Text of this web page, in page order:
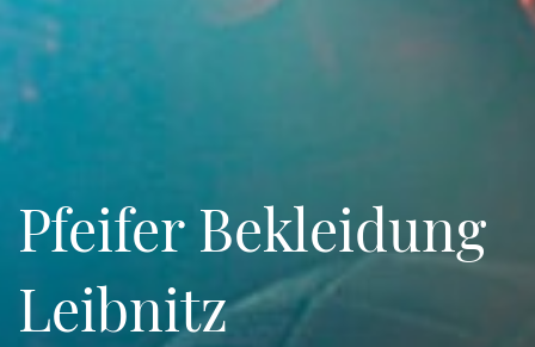
Pfeifer Bekleidung
Leibnitz